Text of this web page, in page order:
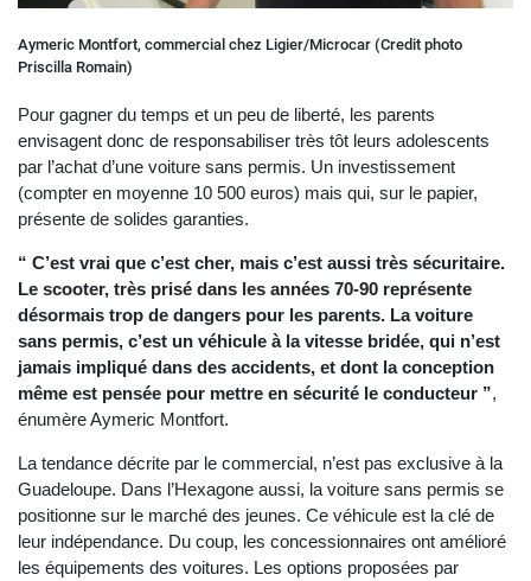
Aymeric Montfort, commercial chez Ligier/Microcar (Credit photo
Priscilla Romain)
Pour gagner du temps et un peu de liberté, les parents
envisagent donc de responsabiliser très tôt leurs adolescents
par l’achat d’une voiture sans permis. Un investissement
(compter en moyenne 10 500 euros) mais qui, sur le papier,
présente de solides garanties.
“ C’est vrai que c’est cher, mais c’est aussi très sécuritaire.
Le scooter, très prisé dans les années 70-90 représente
désormais trop de dangers pour les parents. La voiture
sans permis, c’est un véhicule à la vitesse bridée, qui n’est
jamais impliqué dans des accidents, et dont la conception
même est pensée pour mettre en sécurité le conducteur ”,
énumère Aymeric Montfort.
La tendance décrite par le commercial, n’est pas exclusive à la
Guadeloupe. Dans l’Hexagone aussi, la voiture sans permis se
positionne sur le marché des jeunes. Ce véhicule est la clé de
leur indépendance. Du coup, les concessionnaires ont amélioré
les équipements des voitures. Les options proposées par